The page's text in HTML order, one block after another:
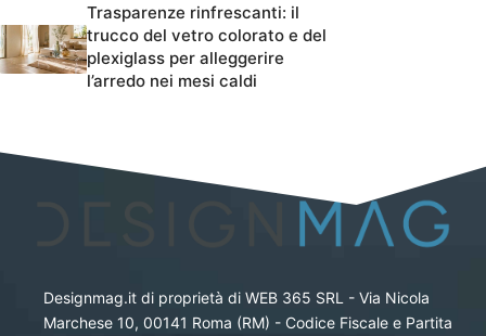
Trasparenze rinfrescanti: il
trucco del vetro colorato e del
plexiglass per alleggerire
l’arredo nei mesi caldi
Designmag.it di proprietà di WEB 365 SRL - Via Nicola
Marchese 10, 00141 Roma (RM) - Codice Fiscale e Partita